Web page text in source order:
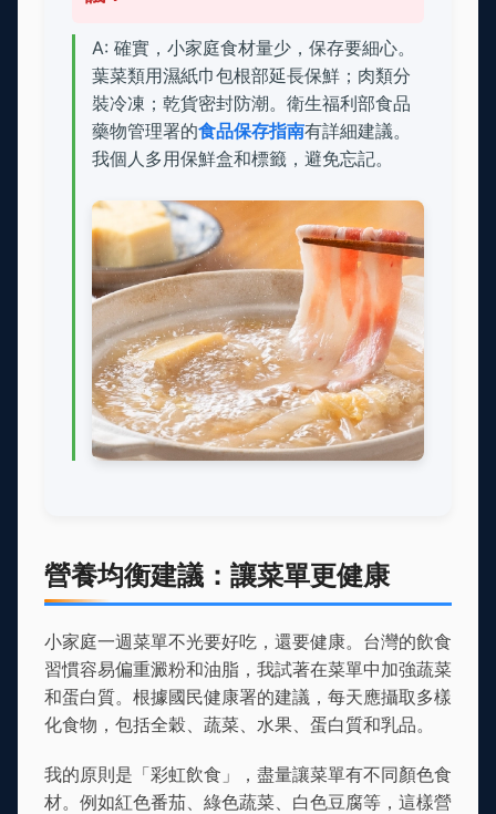
A: 確實，小家庭食材量少，保存要細心。
葉菜類用濕紙巾包根部延長保鮮；肉類分
裝冷凍；乾貨密封防潮。衛生福利部食品
藥物管理署的食品保存指南有詳細建議。
我個人多用保鮮盒和標籤，避免忘記。
營養均衡建議：讓菜單更健康
小家庭一週菜單不光要好吃，還要健康。台灣的飲食
習慣容易偏重澱粉和油脂，我試著在菜單中加強蔬菜
和蛋白質。根據國民健康署的建議，每天應攝取多樣
化食物，包括全穀、蔬菜、水果、蛋白質和乳品。
我的原則是「彩虹飲食」，盡量讓菜單有不同顏色食
材。例如紅色番茄、綠色蔬菜、白色豆腐等，這樣營